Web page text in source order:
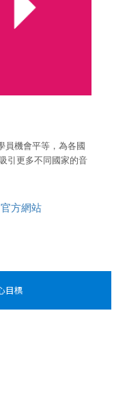
員機會平等，為各國
引更多不同國家的音
方網站
目標